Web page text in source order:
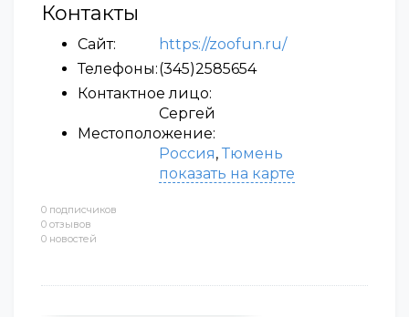
0 подписчиков
0 отзывов
0 новостей
Контакты
Сайт:
https://zoofun.ru/
Телефоны:(345)2585654
Контактное лицо:
Сергей
Местоположение:
Россия,Тюмень
показать на карте